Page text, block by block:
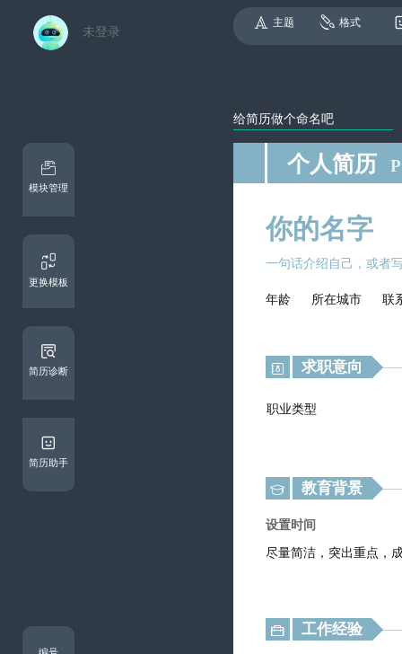
主题 格式
未登录
模块管理
更换模板
简历诊断
简历助手
个人简历
 求职意向
 教育背景
 工作经验